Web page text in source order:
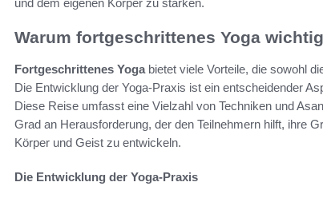
und dem eigenen Körper zu stärken.
Warum fortgeschrittenes Yoga
Fortgeschrittenes Yogabietet viele Vorteile, die sowohl
Die Entwicklung der Yoga-Praxis ist ein entscheidender
Diese Reise umfasst eine Vielzahl von Techniken und
Grad an Herausforderung, der den Teilnehmern hilft, ihre
Körper und Geist zu entwickeln.
Die Entwicklung der Yoga-Praxis